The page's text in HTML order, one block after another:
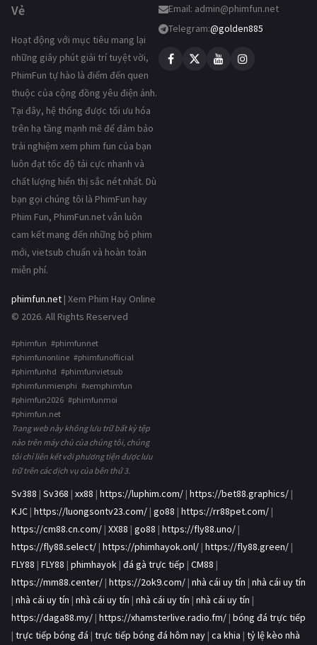
Vẻ
Hoạt động với mục tiêu mang lại
những giây phút giải trí tuyệt vời,
PhimFun tự hào là điểm đến quen
thuộc của cộng đồng yêu điện ảnh.
Tại đây, hệ thống được tối ưu hóa
trên hạ tầng mạnh mẽ để đảm bảo
trải nghiệm xem phim fun của bạn
luôn đạt tốc độ tải cực nhanh và
chất lượng hiển thị sắc nét nhất. Dù
bạn gọi chúng tôi là PhimFun hay
Phim Fun, PhimFun.net vẫn luôn
cam kết mang đến những bộ phim
mới, vietsub chuẩn và hoàn toàn
miễn phí.
phimfun.net | Xem Phim Hay Online
© 2026. All Rights Reserved
#phimfun #phimfunnet
#phimfunonline #phimfunofficial
#phimfunhd #phimfunvietsub
#phimfunmienphi #xemphimfun
#phimfun2026 #phimfunmoi
#phimfun.net
Trang web này không lưu trữ bất kỳ tệp
nào trên máy chủ của chúng tôi, chúng
tôi chỉ liên kết với phương tiện được lưu
trữ trên các dịch vụ của bên thứ 3.
Email: admin@phimfun.net
Telegram:@golden885
Sv388 | Sv368 | xx88 | https://luphim.com/ | https://bet88.graphics/ |
KJC | https://luongsontv23.com/ | go88 | https://rr88pet.com/ |
https://cm88.cn.com/ | XX88 | go88 | https://fly88.uno/ |
https://fly88.select/ | https://phimhayok.onl/ | https://fly88.green/ |
FLY88 | FLY88 | phimhayok | đá gà trực tiếp | CM88 |
https://mm88.center/ | https://2ok9.com/ | nhà cái uy tín | nhà cái uy tín
| nhà cái uy tín | nhà cái uy tín | nhà cái uy tín | nhà cái uy tín |
https://daga88.my/ | https://xhamsterlive.radio.fm/ | bóng đá trực tiếp
| trực tiếp bóng đá | trực tiếp bóng đá hôm nay | ca khia | tỷ lệ kèo nhà